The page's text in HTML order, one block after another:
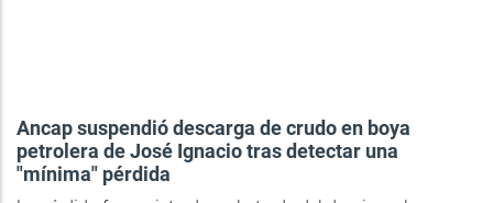
Ancap suspendió descarga de crudo en boya
petrolera de José Ignacio tras detectar una
"mínima" pérdida